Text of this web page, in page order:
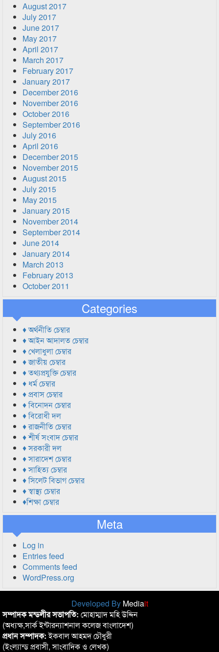
August 2017
July 2017
June 2017
May 2017
April 2017
March 2017
February 2017
January 2017
December 2016
November 2016
October 2016
September 2016
July 2016
April 2016
December 2015
November 2015
August 2015
July 2015
May 2015
January 2015
November 2014
September 2014
June 2014
January 2014
March 2013
February 2013
October 2011
Categories
♦ অর্থনীতি চেম্বার
♦ আইন আদালত চেম্বার
♦ খেলাধুলা চেম্বার
♦ জাতীয় চেম্বার
♦ তথ্যপ্রযুক্তি চেম্বার
♦ ধর্ম চেম্বার
♦ প্রবাস চেম্বার
♦ বিনোদন চেম্বার
♦ বিরোধী দল
♦ রাজনীতি চেম্বার
♦ শীর্ষ সংবাদ চেম্বার
♦ সরকারী দল
♦ সারাদেশ চেম্বার
♦ সাহিত্য চেম্বার
♦ সিলেট বিভাগ চেম্বার
♦ স্বাস্থ্য চেম্বার
♦শিক্ষা চেম্বার
Meta
Log in
Entries feed
Comments feed
WordPress.org
Developed By Mediait
সম্পাদক মন্ডলীর সভাপতি: মোহাম্মাদ মহি উদ্দিন
(অধ্যক্ষ,সার্ক ইন্টারন্যাশনাল কলেজ বাংলাদেশ)
প্রধান সম্পাদক:ইকবাল আহমদ চৌধুরী
(ইংল্যান্ড প্রবাসী, সাংবাদিক ও লেখক)